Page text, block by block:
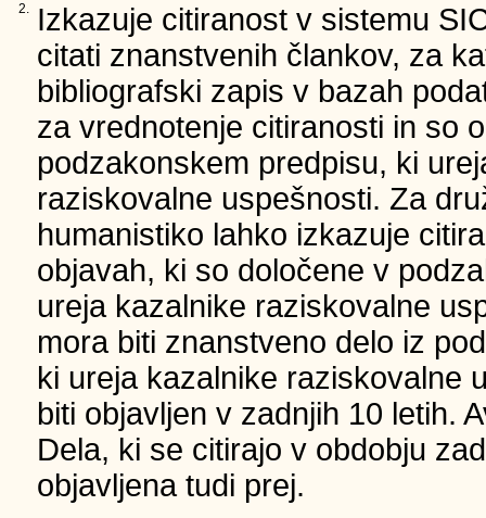
2.
Izkazuje citiranost v sistemu
citati znanstvenih člankov, za
bibliografski zapis v bazah
za vrednotenje citiranosti in so
podzakonskem predpisu, ki
raziskovalne uspešnosti. Za
humanistiko lahko izkazuje
objavah, ki so določene v
ureja kazalnike raziskovalne
mora biti znanstveno delo iz
ki ureja kazalnike raziskovalne
biti objavljen v zadnjih 10 letih.
Dela, ki se citirajo v obdobju
objavljena tudi prej.